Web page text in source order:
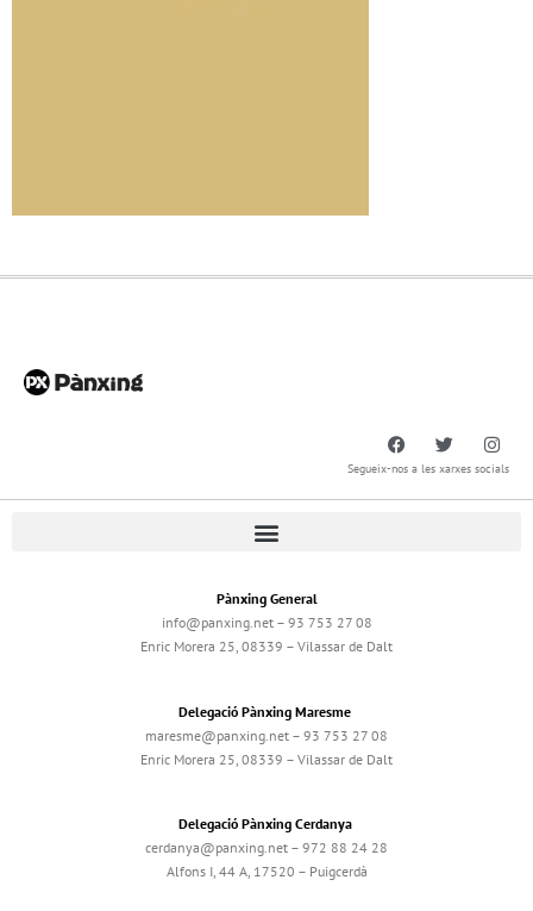
Segueix-nos a les xarxes socials
Pànxing General
info@panxing.net – 93 753 27 08
Enric Morera 25, 08339 – Vilassar de Dalt
Delegació Pànxing Maresme
maresme@panxing.net – 93 753 27 08
Enric Morera 25, 08339 – Vilassar de Dalt
Delegació Pànxing Cerdanya
cerdanya@panxing.net – 972 88 24 28
Alfons I, 44 A, 17520 – Puigcerdà